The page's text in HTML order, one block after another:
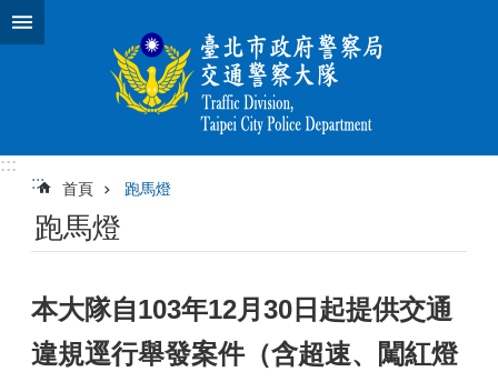
跳到主要內容區塊
:::
:::
首頁 跑馬燈
跑馬燈
本大隊自103年12月30日起提供交通
違規逕行舉發案件（含超速、闖紅燈